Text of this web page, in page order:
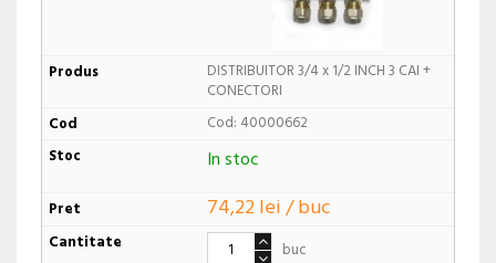
DISTRIBUITOR 3/4 x 1/2 INCH 3 CAI +
CONECTORI
Cod: 40000662
In stoc
74,22 lei / buc
buc